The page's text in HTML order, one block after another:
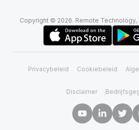
Copyright © 2026. Remote Technology,
Privacybeleid Cookiebeleid
Disclaimer